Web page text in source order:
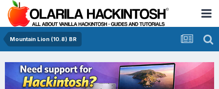
Mountain Lion (10.8) BR